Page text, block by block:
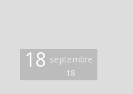
18 septembre
18